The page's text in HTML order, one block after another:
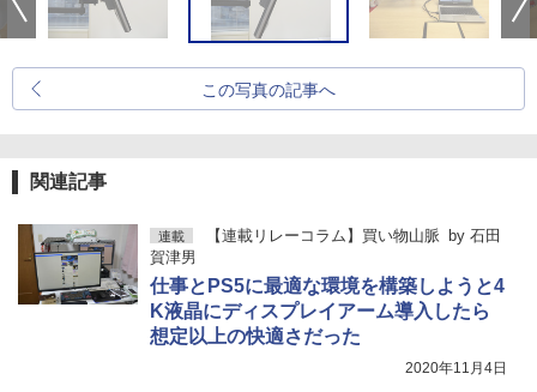
この写真の記事へ
関連記事
連載 【連載リレーコラム】買い物山脈 by 石田
賀津男
仕事とPS5に最適な環境を構築しようと4
K液晶にディスプレイアーム導入したら
想定以上の快適さだった
2020年11月4日